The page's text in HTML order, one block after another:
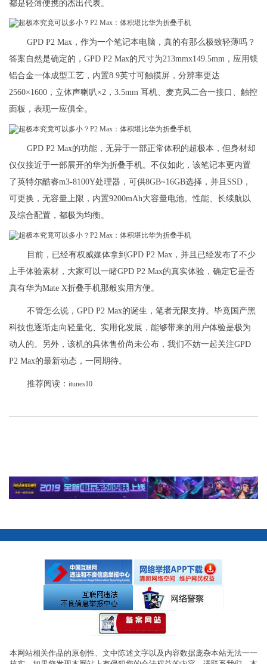
都是轻薄便携的杰出代表。
GPD P2 Max，作为一个笔记本电脑，真的有那么极致轻薄吗？
答案自然是确定的，GPD P2 Max的尺寸为213mmx149.5mm，应用镁
铝合金一体成型工艺，内置8.9英寸可触摸屏，分辨率更达
2560×1600，立体声喇叭×2，3.5mm 耳机、麦克风二合一接口、触控
面板，表现一应俱全。
GPD P2 Max的功能，无异于一部正常体积的超极本，但身材却
仅仅接近于一部展开的华为折叠手机。不仅如此，该笔记本更内置
了英特尔酷睿m3-8100Y处理器，可供8GB~16GB选择，并且SSD，
可更换，无容量上限，内置9200mAh大容量电池。性能、长续航以
及综合配置，都极为均衡。
目前，已经有权威媒体拿到GPD P2 Max，并且已经发布了不少
上手体验素材，大家可以一睹GPD P2 Max的真实体验，确定它是否
真有华为Mate X折叠手机那般实用方便。
不管怎么说，GPD P2 Max的诞生，笔者无限支持。毕竟国产黑
科技也逐渐走向轻量化、实用化发展，能够带来的用户体验是极为
动人的。另外，该机的具体售价尚未公布，我们不妨一起关注GPD
P2 Max的最新动态，一同期待。
推荐阅读： itunes10
本网站相关作品的原创性、文中陈述文字以及内容数据庞杂本站无法一一